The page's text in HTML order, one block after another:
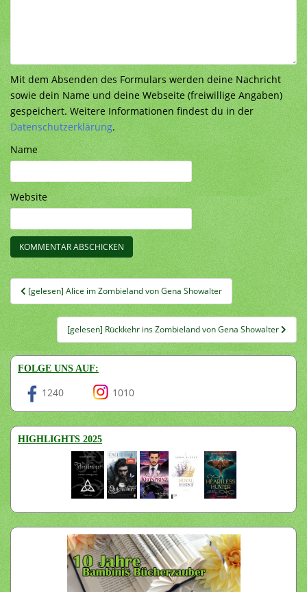
Mit dem Absenden des Formulars werden deine Nachricht
sowie dein Name und deine Webseite (freiwillige Angaben)
gespeichert. Weitere Informationen findest du in der
Datenschutzerklärung.
Name
Website
Beitragsnavigation
[gelesen] Alice im Zombieland von Gena Showalter
[gelesen] Rückkehr ins Zombieland von Gena Showalter
FOLGE UNS AUF:
1240 1010
HIGHLIGHTS 2025